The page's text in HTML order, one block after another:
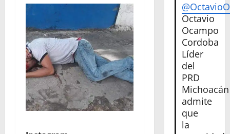
Octavio
Ocampo
Cordoba
Líder
del
PRD
Michoacán
admite
que
la